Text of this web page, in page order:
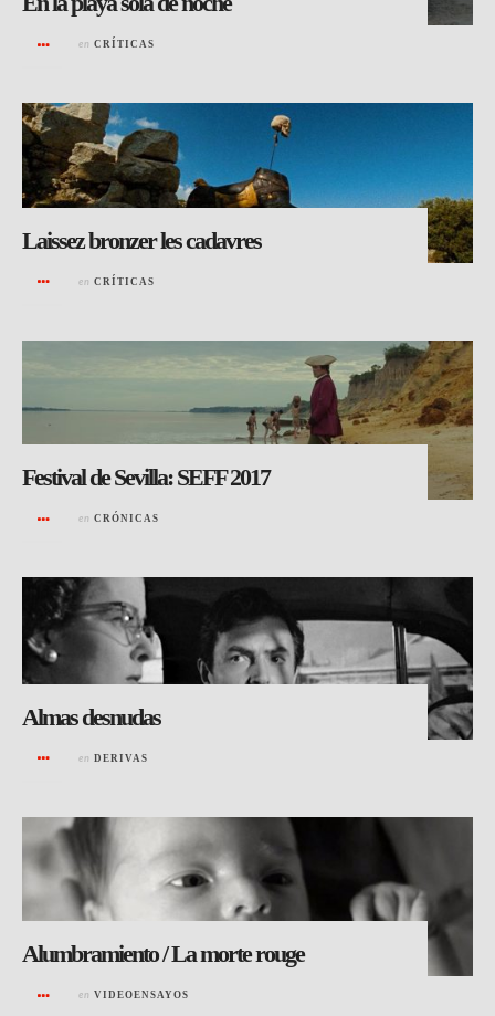
en CRÍTICAS
Laissez bronzer les cadavres
en CRÍTICAS
Festival de Sevilla: SEFF 2017
en CRÓNICAS
Almas desnudas
en DERIVAS
Alumbramiento / La morte rouge
en VIDEOENSAYOS